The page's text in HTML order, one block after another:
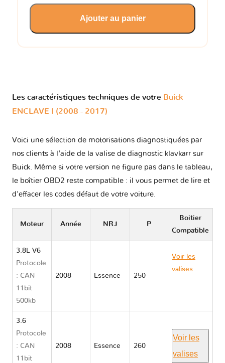
Ajouter au panier
Les caractéristiques techniques de votre Buick
ENCLAVE I (2008 - 2017)
Voici une sélection de motorisations diagnostiquées par
nos clients à l'aide de la valise de diagnostic klavkarr sur
Buick. Même si votre version ne figure pas dans le tableau,
le boîtier OBD2 reste compatible : il vous permet de lire et
d'effacer les codes défaut de votre voiture.
Moteur Année NRJ P
Boitier
Compatible
3.8L V6
Protocole
: CAN
11bit
500kb
2008 Essence 250
Voir les
valises
3.6
Protocole
: CAN
11bit
2008 Essence 260
Voir les
valises